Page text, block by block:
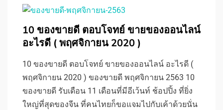
10 ของขายดี ตอบโจทย์ ขายของออนไลน์
อะไรดี ( พฤศจิกายน 2020 )
10 ของขายดี ตอบโจทย์ ขายของออนไลน์ อะไรดี (
พฤศจิกายน 2020 ) ของขายดี พฤศจิกายน 2563 10
ของขายดี รับเดือน 11 เดือนที่มีอีเว้นท์ ช้อปปิ้ง ที่ยิ่ง
ใหญ่ที่สุดของจีน ที่คนไทยก็ขอแจมไปกับเค้าด้วยนั่น